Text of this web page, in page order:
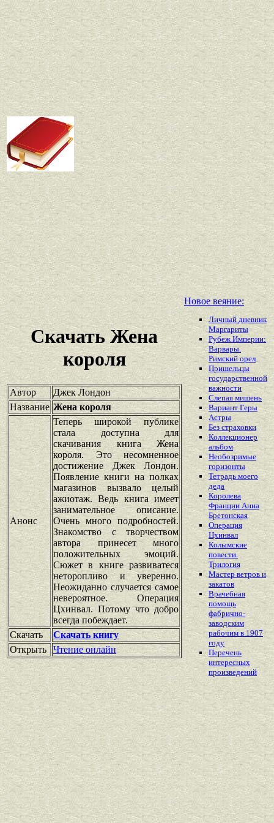
Скачать Жена
короля
Автор
Джек Лондон
Название Жена короля
Анонс
Теперь широкой публике
стала доступна для
скачивания книга Жена
короля. Это несомненное
достижение Джек Лондон.
Появление книги на полках
магазинов вызвало целый
ажиотаж. Ведь книга имеет
занимательное описание.
Очень много подробностей.
Знакомство с творчеством
автора принесет много
положительных эмоций.
Сюжет в книге развиватеся
неторопливо и уверенно.
Неожиданно случается самое
невероятное. Операция
Цхинвал. Потому что добро
всегда побеждает.
Скачать
Скачать книгу
Открыть
Чтение онлайн
Новое веяние:
Личный дневник
Маргариты
Рубеж Империи:
Варвары.
Римский орел
Пришельцы
государственной
важности
Слепая мишень
Вариант Геры
Астры
Без страховки
Коллекционер
альбом
Необозримые
горизонты
Тетрадь моего
деда
Королева
Франции Анна
Бретонская
Операция
Цхинвал
Колымские
повести.
Трилогия
Мастер ветров и
закатов
Врачебная
помощь
фабрично-
заводским
рабочим в 1907
году
Перечень
интересных
произведений